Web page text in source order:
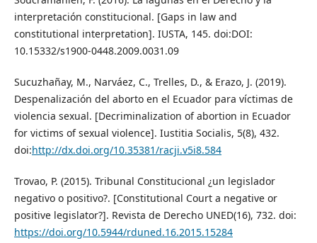
interpretación constitucional. [Gaps in law and
constitutional interpretation]. IUSTA, 145. doi:DOI:
10.15332/s1900-0448.2009.0031.09
Sucuzhañay, M., Narváez, C., Trelles, D., & Erazo, J. (2019).
Despenalización del aborto en el Ecuador para víctimas de
violencia sexual. [Decriminalization of abortion in Ecuador
for victims of sexual violence]. Iustitia Socialis, 5(8), 432.
doi:http://dx.doi.org/10.35381/racji.v5i8.584
Trovao, P. (2015). Tribunal Constitucional ¿un legislador
negativo o positivo?. [Constitutional Court a negative or
positive legislator?]. Revista de Derecho UNED(16), 732. doi:
https://doi.org/10.5944/rduned.16.2015.15284